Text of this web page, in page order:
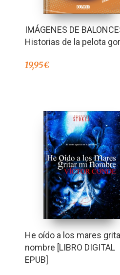
IMÁGENES DE
Historias de la pelota
19,95€
He oído a los mares
nombre [LIBRO DIGITAL
EPUB]